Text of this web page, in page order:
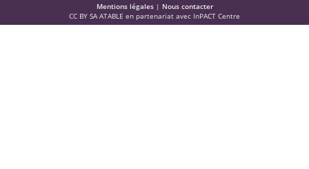
Mentions légales| Nous contacter
CC BY SA ATABLE en partenariat avec InPACT Centre